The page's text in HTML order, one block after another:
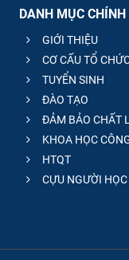
DANH MỤC CHÍNH
GIỚI THIỆU
CƠ CẤU TỔ
TUYỂN SINH
ĐÀO TẠO
ĐẢM BẢO CHẤT
KHOA HỌC
HTQT
CỰU NGƯỜI HỌC